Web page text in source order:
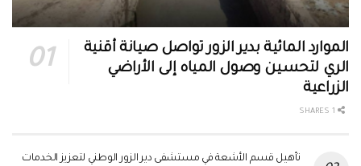
الموارد المائية بدير الزور تواصل صيانة أقنية
الري لتحسين وصول المياه إلى الأراضي
الزراعية
تأهيل قسم الأشعة في مستشفى دير الزور الوطني لتعزيز الخدمات